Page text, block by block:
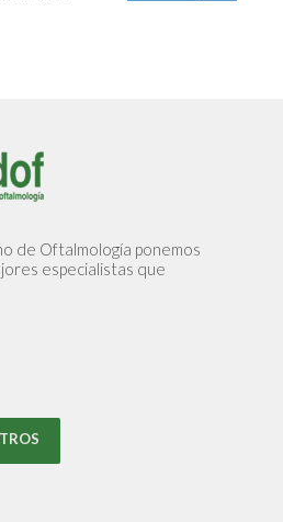
de Oftalmología ponemos
especialistas que